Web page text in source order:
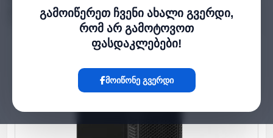
გამოიწერეთ ჩვენი ახალი გვერდი,
რომ არ გამოტოვოთ
ფასდაკლებები!
მოიწონე გვერდი
უწყვეტი კვების წყარო (UPS) - 10KVA/9KW On-line Tower, საჭიროებს
16,18,20 გარე მიერთების აკუმულატორს